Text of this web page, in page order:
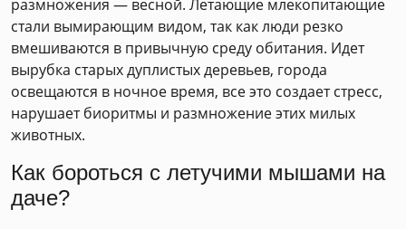
размножения — весной. Летающие млекопитающие
стали вымирающим видом, так как люди резко
вмешиваются в привычную среду обитания. Идет
вырубка старых дуплистых деревьев, города
освещаются в ночное время, все это создает стресс,
нарушает биоритмы и размножение этих милых
животных.
Как бороться с летучими мышами на
даче?